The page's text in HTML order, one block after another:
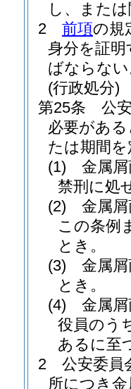
し、また
2
前項の規
身分を証
ばならな
(行政処分)
第25条
公
必要があ
たは期間
(1)
金属
禁刑に処
(2)
金属
この条例
とき。
(3)
金属
とき。
(4)
金属
役員のう
あるに至
2
公安委員
所につき